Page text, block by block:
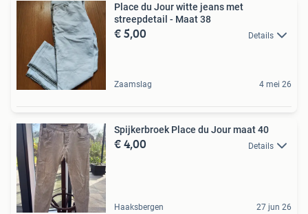
Place du Jour witte jeans met
streepdetail - Maat 38
€ 5,00 Details
Zaamslag 4 mei 26
Spijkerbroek Place du Jour maat 40
€ 4,00 Details
Haaksbergen 27 jun 26